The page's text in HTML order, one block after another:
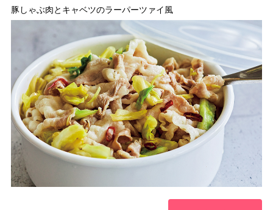
豚しゃぶ肉とキャベツのラーパーツァイ風